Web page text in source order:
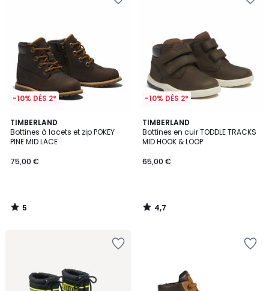
-10% DÈS 2*
TIMBERLAND
Bottines à lacets et zip POKEY
PINE MID LACE
75,00 €
5
/
5
5
/
-10% DÈS 2*
TIMBERLAND
Bottines en cuir TODDLE TRACKS
MID HOOK & LOOP
65,00 €
4,7
/ 5
4,7
/